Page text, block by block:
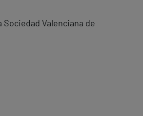
Sociedad Valenciana de